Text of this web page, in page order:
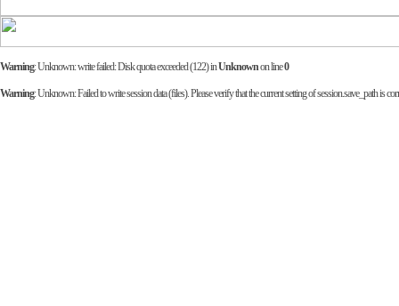
Warning: Unknown: write failed: Disk quota exceeded (122) inUnknownon line0
Warning: Unknown: Failed to write session data (files). Please verify that the current setting of session.save_path is